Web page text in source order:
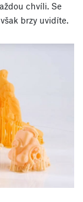
chvíli. Se
brzy uvidíte.